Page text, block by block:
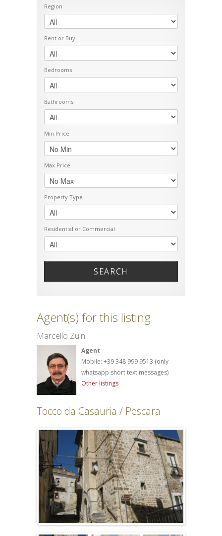
Region
Rent or Buy
Bedrooms
Bathrooms
Min Price
Max Price
Property Type
Residential or Commercial
SEARCH
Agent(s) for this listing
Marcello Zuin
Agent
Mobile: +39 348 999 9513 (only
whatsapp short text messages)
Other listings
Tocco da Casauria / Pescara